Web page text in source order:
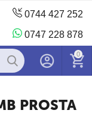
0744 427 252
0747 228 878
0
PROSTA